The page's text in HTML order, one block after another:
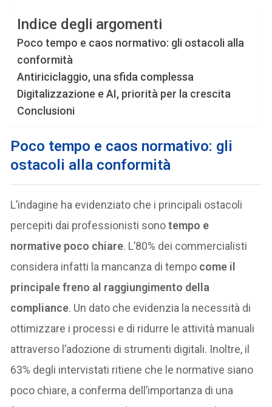
Indice degli argomenti
Poco tempo e caos normativo: gli ostacoli alla
conformità
Antiriciclaggio, una sfida complessa
Digitalizzazione e AI, priorità per la crescita
Conclusioni
Poco tempo e caos normativo: gli
ostacoli alla conformità
L’indagine ha evidenziato che i principali ostacoli
percepiti dai professionisti sonotempo e
normative poco chiare. L’80% dei commercialisti
considera infatti la mancanza di tempo come il
principale freno al raggiungimento della
compliance. Un dato che evidenzia la necessità di
ottimizzare i processi e di ridurre le attività manuali
attraverso l’adozione di strumenti digitali. Inoltre, il
63% degli intervistati ritiene che le normative siano
poco chiare, a conferma dell’importanza di una